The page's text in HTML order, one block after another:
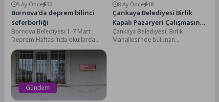
5 Ay Önce 32
Bornova’da deprem bilinci
seferberliği
Bornova Belediyesi 1-7 Mart
Deprem Haftası’nda okullarda
deprem ve afet bilincini
geliştirmek amacıyla "Temel
Afet...
8 Ay Önce 18
Çankaya Belediyesi Birlik
Kapalı Pazaryeri Çalışmasına
Başladı
Çankaya Belediyesi, Birlik
Mahallesi’nde bulunan
Gündem